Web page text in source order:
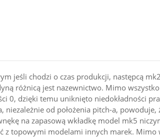
jeśli chodzi o czas produkcji, następcą
różnicą jest nazewnictwo. Mimo
0, dzięki temu uniknięto niedokładności
od położenia pitch-a,
na zapasową wkładkę model mk5
z topowymi modelami innych marek.